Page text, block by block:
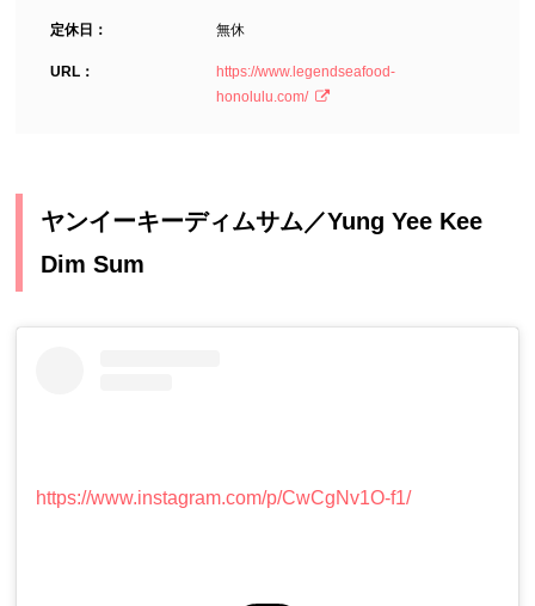
定休日： 無休
URL：
https://www.legendseafood-
honolulu.com/
ヤンイーキーディムサム／Yung Yee Kee
Dim Sum
https://www.instagram.com/p/CwCgNv1O-f1/